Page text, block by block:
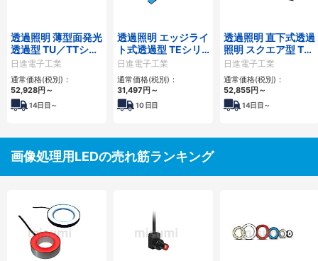
透過照明 薄型面発光
透過型 TU／TTシリ
ーズ
日進電子工業
通常価格(税別)：
52,928円 ～
14日目～
透過照明 エッジライ
ト式透過型 TEシリ
ーズ
日進電子工業
通常価格(税別)：
31,497 円 ～
10日目
透過照明 直下式透過
照明 スクエア型 TD
シリーズ
日進電子工業
通常価格(税別)：
52,855円 ～
14日目～
画像処理用LEDの売れ筋ランキング